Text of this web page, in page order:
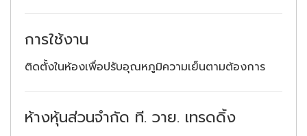
การใช้งาน
ติดตั้งในห้องเพื่อปรับอุณหภูมิความเย็นตามต้องการ
ห้างหุ้นส่วนจำกัด ที. วาย. เทรดดิ้ง